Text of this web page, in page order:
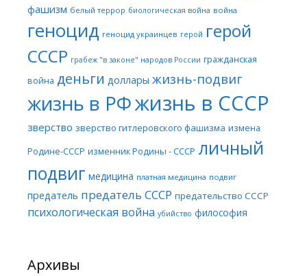
фашизм белый террор биологическая война война
геноцид геноцид украинцев герой герой
СССР грабеж "в законе" народов России гражданская
война деньги доллары жизнь-подвиг
жизнь в РФжизнь в СССР
зверство зверство гитлеровского фашизма измена
Родине-СССР изменник Родины - СССР личный
подвиг медицина платная медицина подвиг
предатель предатель СССР предательство СССР
психологическая война убийство философия
Архивы